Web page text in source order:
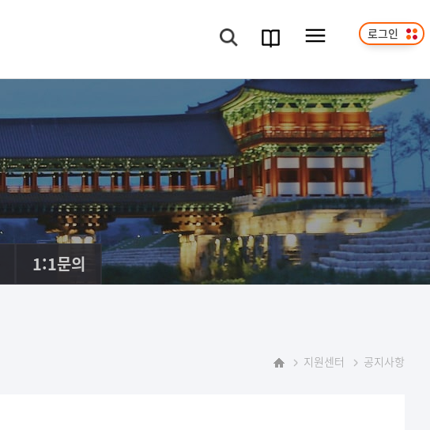
검색
과정
메뉴보기 로그인
1:1문의
지원센터 공지사항